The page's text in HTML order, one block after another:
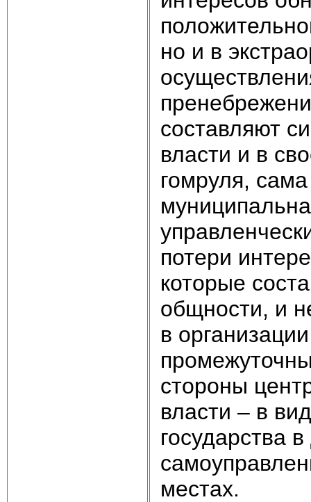
но и в
составляют
власти и в
гомруля,
потери
которые
общности, и
в
стороны
власти – в
государства
местах.